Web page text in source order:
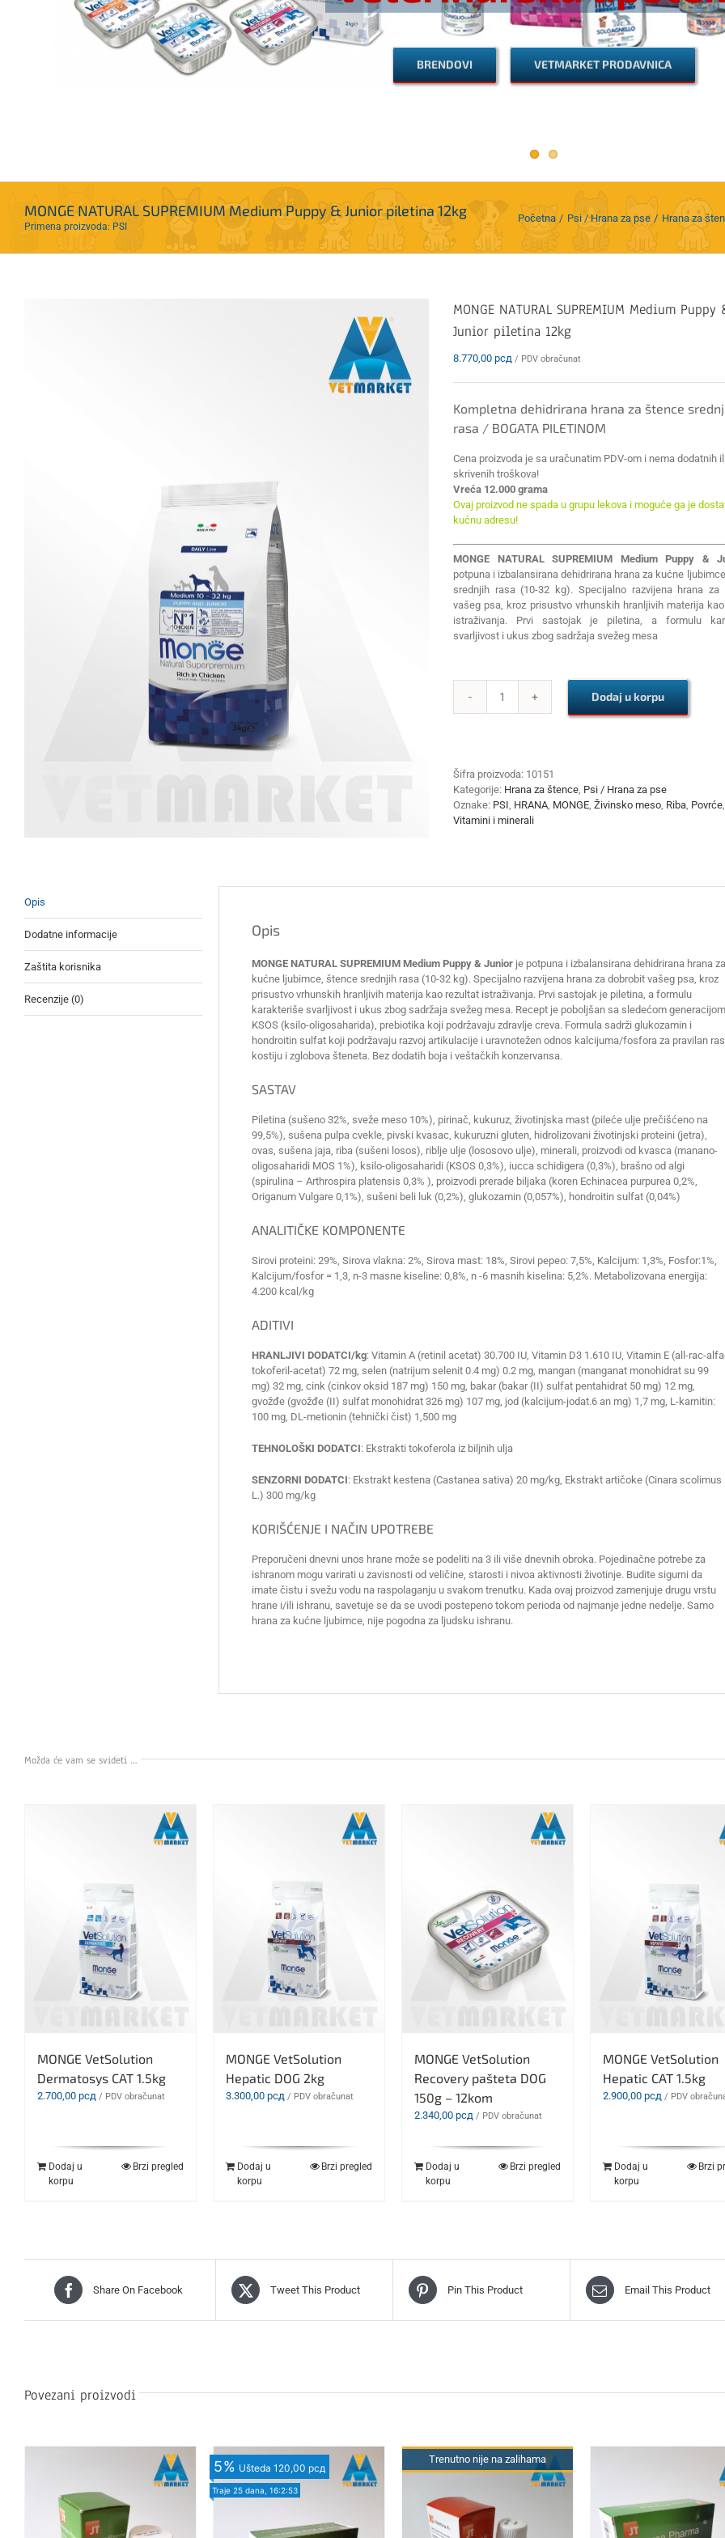
BRENDOVI VETMARKET PRODAVNICA
MONGE NATURAL SUPREMIUM Medium Puppy & Junior piletina 12kg
Primena proizvoda: PSI
Početna Psi / Hrana za pse Hrana za
MONGE NATURAL SUPREMIUM Medium Puppy
Junior piletina 12kg
8.770,00 рсд / PDV obračunat
Kompletna dehidrirana hrana za štence
rasa / BOGATA PILETINOM
Cena proizvoda je sa uračunatim PDV-om i nema dodatnih
skrivenih troškova!
Vreća 12.000 grama
Ovaj proizvod ne spada u grupu lekova i moguće ga je
kućnu adresu!
MONGE NATURAL SUPREMIUM Medium Puppy &
potpuna i izbalansirana dehidrirana hrana za kućne
srednjih rasa (10-32 kg). Specijalno razvijena hrana za
vašeg psa, kroz prisustvo vrhunskih hranljivih materija
istraživanja. Prvi sastojak je piletina, a formulu
svarljivost i ukus zbog sadržaja svežeg mesa
MONGE
&
Junior
piletina
12kg
Dodaj u korpu
Šifra proizvoda: 10151
Kategorije: Hrana za štence Psi / Hrana za pse
Oznake: PSI HRANA MONGE Živinsko meso Riba Povrće
Vitamini i minerali
Opis
Dodatne informacije
Zaštita korisnika
Recenzije (0)
Opis
MONGE NATURAL SUPREMIUM Medium Puppy & Juniorje potpuna i izbalansirana dehidrirana hrana za
kućne ljubimce, štence srednjih rasa (10-32 kg). Specijalno razvijena hrana za dobrobit vašeg psa, kroz
prisustvo vrhunskih hranljivih materija kao rezultat istraživanja. Prvi sastojak je piletina, a formulu
karakteriše svarljivost i ukus zbog sadržaja svežeg mesa. Recept je poboljšan sa sledećom generacijom
KSOS (ksilo-oligosaharida), prebiotika koji podržavaju zdravlje creva. Formula sadrži glukozamin i
hondroitin sulfat koji podržavaju razvoj artikulacije i uravnotežen odnos kalcijuma/fosfora za pravilan
kostiju i zglobova šteneta. Bez dodatih boja i veštačkih konzervansa.
SASTAV
Piletina (sušeno 32%, sveže meso 10%), pirinač, kukuruz, životinjska mast (pileće ulje prečišćeno na
99,5%), sušena pulpa cvekle, pivski kvasac, kukuruzni gluten, hidrolizovani životinjski proteini (jetra),
ovas, sušena jaja, riba (sušeni losos), riblje ulje (lososovo ulje), minerali, proizvodi od kvasca (manano-
oligosaharidi MOS 1%), ksilo-oligosaharidi (KSOS 0,3%), iucca schidigera (0,3%), brašno od algi
(spirulina – Arthrospira platensis 0,3% ), proizvodi prerade biljaka (koren Echinacea purpurea 0,2%,
Origanum Vulgare 0,1%), sušeni beli luk (0,2%), glukozamin (0,057%), hondroitin sulfat (0,04%)
ANALITIČKE KOMPONENTE
Sirovi proteini: 29%, Sirova vlakna: 2%, Sirova mast: 18%, Sirovi pepeo: 7,5%, Kalcijum: 1,3%, Fosfor:1%,
Kalcijum/fosfor = 1,3, n-3 masne kiseline: 0,8%, n -6 masnih kiselina: 5,2%. Metabolizovana energija:
4.200 kcal/kg
ADITIVI
HRANLJIVI DODATCI/kg: Vitamin A (retinil acetat) 30.700 IU, Vitamin D3 1.610 IU, Vitamin E (all-rac-
tokoferil-acetat) 72 mg, selen (natrijum selenit 0.4 mg) 0.2 mg, mangan (manganat monohidrat su 99
mg) 32 mg, cink (cinkov oksid 187 mg) 150 mg, bakar (bakar (II) sulfat pentahidrat 50 mg) 12 mg,
gvožđe (gvožđe (II) sulfat monohidrat 326 mg) 107 mg, jod (kalcijum-jodat.6 an mg) 1,7 mg, L-karnitin:
100 mg, DL-metionin (tehnički čist) 1,500 mg
TEHNOLOŠKI DODATCI: Ekstrakti tokoferola iz biljnih ulja
SENZORNI DODATCI: Ekstrakt kestena (Castanea sativa) 20 mg/kg, Ekstrakt artičoke (Cinara scolimus
L.) 300 mg/kg
KORIŠĆENJE I NAČIN UPOTREBE
Preporučeni dnevni unos hrane može se podeliti na 3 ili više dnevnih obroka. Pojedinačne potrebe za
ishranom mogu varirati u zavisnosti od veličine, starosti i nivoa aktivnosti životinje. Budite sigurni da
imate čistu i svežu vodu na raspolaganju u svakom trenutku. Kada ovaj proizvod zamenjuje drugu vrstu
hrane i/ili ishranu, savetuje se da se uvodi postepeno tokom perioda od najmanje jedne nedelje. Samo
hrana za kućne ljubimce, nije pogodna za ljudsku ishranu.
Možda će vam se svideti …
MONGE VetSolution
Dermatosys CAT 1.5kg
2.700,00 рсд / PDV obračunat
Dodaj u
korpu
Brzi pregled
MONGE VetSolution
Hepatic DOG 2kg
3.300,00 рсд / PDV obračunat
Dodaj u
korpu
Brzi pregled
MONGE VetSolution
Recovery pašteta DOG
150g – 12kom
2.340,00 рсд / PDV obračunat
Dodaj u
korpu
Brzi pregled
MONGE VetSolution
Hepatic CAT 1.5kg
2.900,00 рсд / PDV
Dodaj u
korpu
Brzi
Share On Facebook Tweet This Product Pin This Product Email This Product
Povezani proizvodi
5% Ušteda 120,00 рсд
Traje 25 dana, 16:2:52
Trenutno nije na zalihama